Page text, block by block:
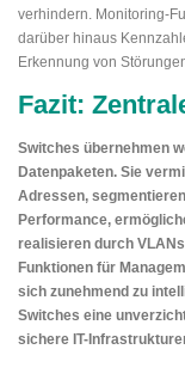
verhindern. Monitoring-
darüber hinaus
Erkennung von
Fazit:
Switches übernehmen
Datenpaketen. Sie
Adressen,
Performance,
realisieren durch
Funktionen für
sich zunehmend zu
Switches eine
sichere IT-